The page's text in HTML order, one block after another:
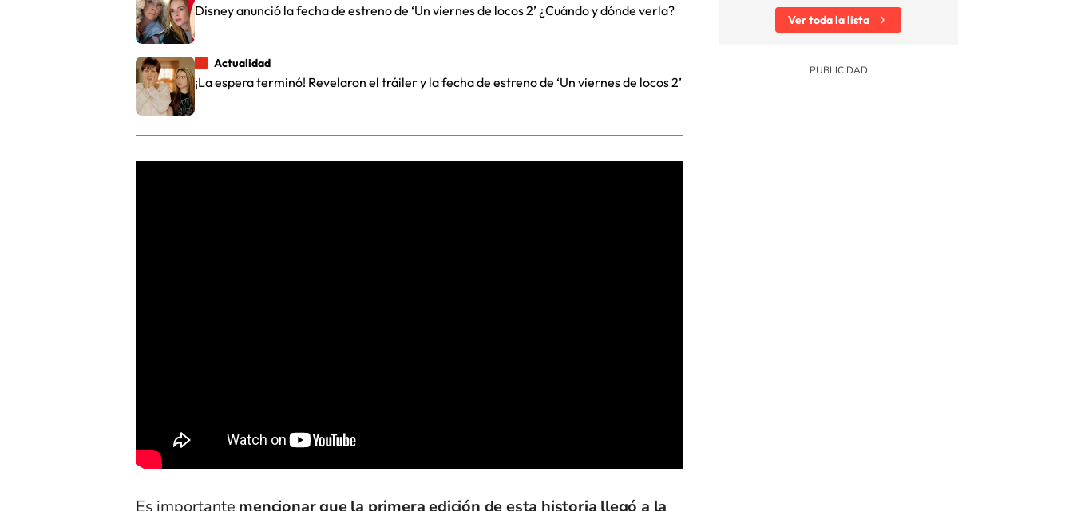
Disney anunció la fecha de estreno de ‘Un viernes de locos 2’ ¿Cuándo y dónde verla?
Actualidad
¡La espera terminó! Revelaron el tráiler y la fecha de estreno de ‘Un viernes de locos 2’
Ver toda la lista